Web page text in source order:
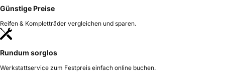
Günstige Preise
Reifen & Kompletträder vergleichen und sparen.
Rundum sorglos
Werkstattservice zum Festpreis einfach online buchen.